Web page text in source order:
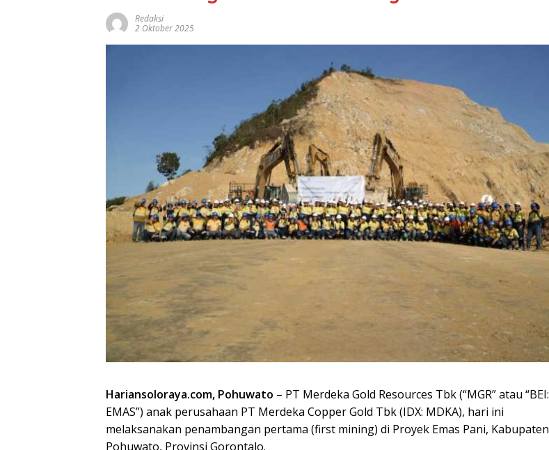
Redaksi
2 Oktober 2025
Hariansoloraya.com, Pohuwato – PT Merdeka Gold Resources Tbk (“MGR” atau “BEI:
EMAS”) anak perusahaan PT Merdeka Copper Gold Tbk (IDX: MDKA), hari ini
melaksanakan penambangan pertama (first mining) di Proyek Emas Pani, Kabupaten
Pohuwato, Provinsi Gorontalo.